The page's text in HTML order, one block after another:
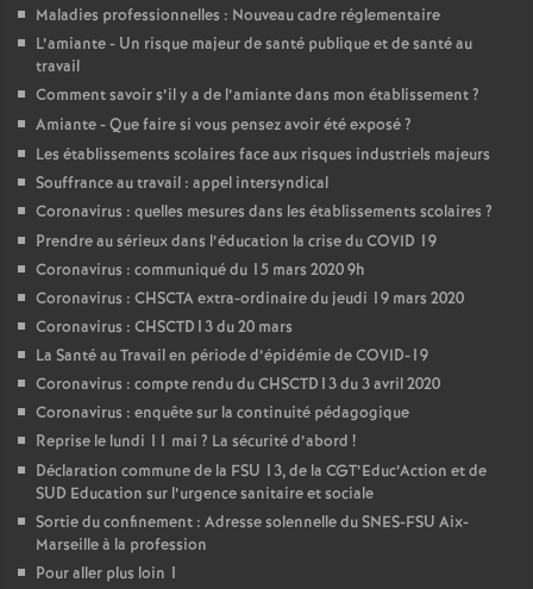
Maladies professionnelles : Nouveau cadre réglementaire
L’amiante - Un risque majeur de santé publique et de santé au
travail
Comment savoir s’il y a de l’amiante dans mon établissement?
Amiante - Que faire si vous pensez avoir été exposé?
Les établissements scolaires face aux risques industriels majeurs
Souffrance au travail : appel intersyndical
Coronavirus : quelles mesures dans les établissements scolaires ?
Prendre au sérieux dans l’éducation la crise du COVID 19
Coronavirus : communiqué du 15 mars 2020 9h
Coronavirus : CHSCTA extra-ordinaire du jeudi 19 mars 2020
Coronavirus : CHSCTD13 du 20 mars
La Santé au Travail en période d’épidémie de COVID-19
Coronavirus : compte rendu du CHSCTD13 du 3 avril 2020
Coronavirus : enquête sur la continuité pédagogique
Reprise le lundi 11 mai ? La sécurité d’abord !
Déclaration commune de la FSU 13, de la CGT’Educ’Action et de
SUD Education sur l’urgence sanitaire et sociale
Sortie du confinement : Adresse solennelle du SNES-FSU Aix-
Marseille à la profession
Pour aller plus loin 1